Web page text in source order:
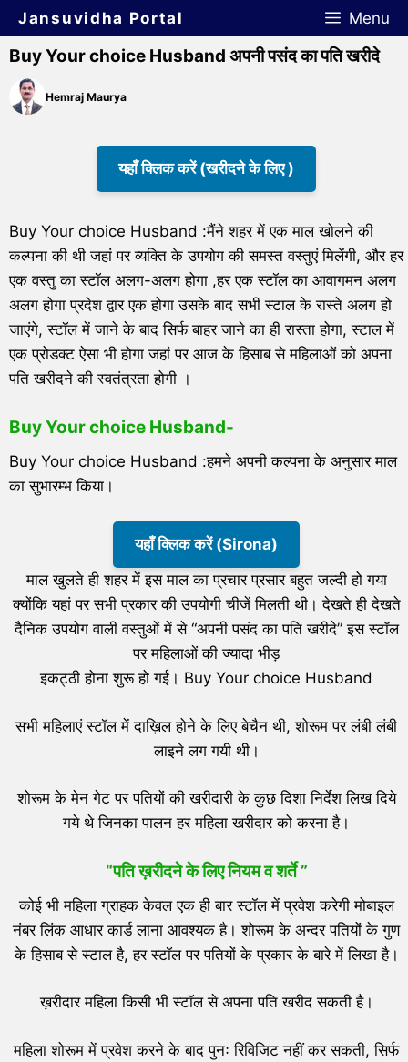
Jansuvidha Portal Menu
Buy Your choice Husband अपनी पसंद का पति खरीदे
Hemraj Maurya
यहाँ क्लिक करें (खरीदने के लिए )
Buy Your choice Husband :मैंने शहर में एक माल खोलने की
कल्पना की थी जहां पर व्यक्ति के उपयोग की समस्त वस्तुएं मिलेंगी, और हर
एक वस्तु का स्टॉल अलग-अलग होगा ,हर एक स्टॉल का आवागमन अलग
अलग होगा प्रदेश द्वार एक होगा उसके बाद सभी स्टाल के रास्ते अलग हो
जाएंगे, स्टॉल में जाने के बाद सिर्फ बाहर जाने का ही रास्ता होगा, स्टाल में
एक प्रोडक्ट ऐसा भी होगा जहां पर आज के हिसाब से महिलाओं को अपना
पति खरीदने की स्वतंत्रता होगी ।
Buy Your choice Husband-
Buy Your choice Husband :हमने अपनी कल्पना के अनुसार माल
का सुभारम्भ किया।
यहाँ क्लिक करें (Sirona)
माल खुलते ही शहर में इस माल का प्रचार प्रसार बहुत जल्दी हो गया
क्योंकि यहां पर सभी प्रकार की उपयोगी चीजें मिलती थी। देखते ही देखते
दैनिक उपयोग वाली वस्तुओं में से “अपनी पसंद का पति खरीदे” इस स्टॉल
पर महिलाओं की ज्यादा भीड़
इकट्ठी होना शुरू हो गई। Buy Your choice Husband
सभी महिलाएं स्टॉल में दाख़िल होने के लिए बेचैन थी, शोरूम पर लंबी लंबी
लाइने लग गयी थी।
शोरूम के मेन गेट पर पतियों की खरीदारी के कुछ दिशा निर्देश लिख दिये
गये थे जिनका पालन हर महिला खरीदार को करना है।
“पति ख़रीदने के लिए नियम व शर्ते”
कोई भी महिला ग्राहक केवल एक ही बार स्टॉल में प्रवेश करेगी मोबाइल
नंबर लिंक आधार कार्ड लाना आवश्यक है। शोरूम के अन्दर पतियों के गुण
के हिसाब से स्टाल है, हर स्टॉल पर पतियों के प्रकार के बारे में लिखा है।
ख़रीदार महिला किसी भी स्टॉल से अपना पति खरीद सकती है।
महिला शोरूम में प्रवेश करने के बाद पुनः रिविजिट नहीं कर सकती, सिर्फ